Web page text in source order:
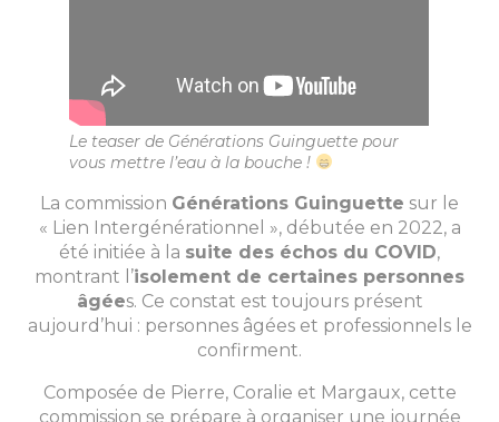
Le teaser de Générations Guinguette pour
vous mettre l’eau à la bouche !
La commission Générations Guinguette sur le
« Lien Intergénérationnel », débutée en 2022, a
été initiée à la suite des échos du COVID,
montrant l’isolement de certaines personnes
âgées. Ce constat est toujours présent
aujourd’hui : personnes âgées et professionnels le
confirment.
Composée de Pierre, Coralie et Margaux, cette
commission se prépare à organiser une journée